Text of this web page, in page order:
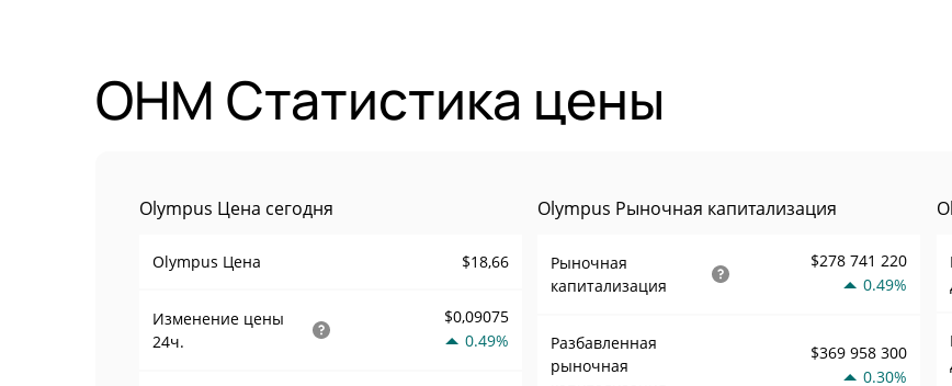
OHM Статистика цены
Olympus Цена сегодня
Olympus Цена $18,66
Изменение цены
24ч.
$0,09075
0.49%
Olympus Рыночная капитализация
Рыночная
капитализация
$278 741 220
0.49%
Разбавленная
рыночная
$369 958 300
0.30%